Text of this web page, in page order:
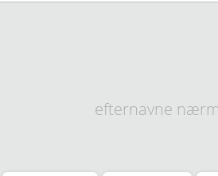
efternavne